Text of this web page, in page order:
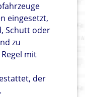
eingesetzt,
Schutt oder
zu
mit
der